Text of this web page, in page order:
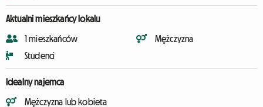
Aktualni mieszkańcy lokalu
1 mieszkańców
Studenci
Mężczyzna
Idealny najemca
Mężczyzna lub kobieta